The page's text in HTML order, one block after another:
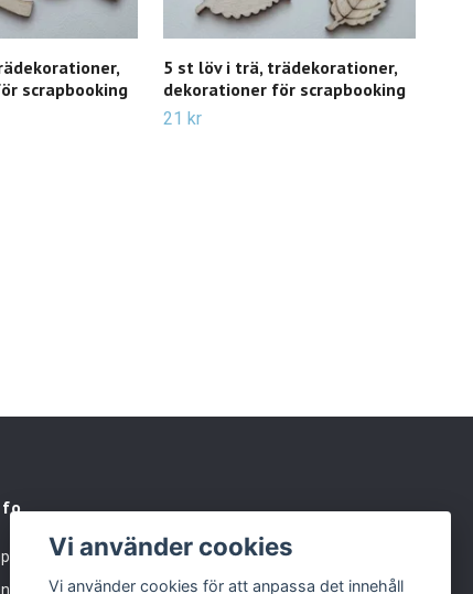
scrapbooking
5 st löv i trä, trädekorationer,
dekorationer för scrapbooking
21 kr
Vi använder cookies
Vi använder cookies för att anpassa det innehåll